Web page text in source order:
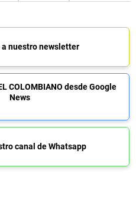
nuestro newsletter
COLOMBIANO desde Google
News
canal de Whatsapp